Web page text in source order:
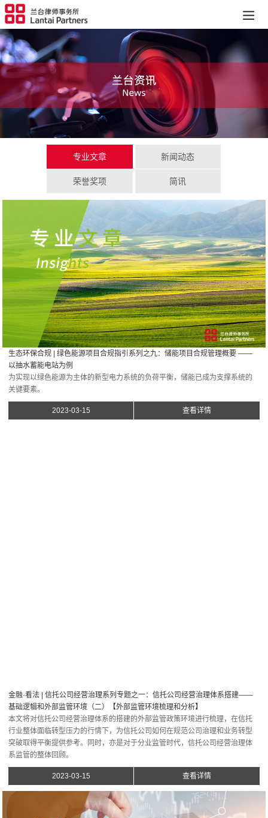
专业文章 新闻动态
荣誉奖项 简讯
生态环保合规 | 绿色能源项目合规指引系列之九：储能项目合规管理概要 ——
以抽水蓄能电站为例
为实现以绿色能源为主体的新型电力系统的负荷平衡，储能已成为支撑系统的
关键要素。
2023-03-15 查看详情
金融·看法 | 信托公司经营治理系列专题之一：信托公司经营治理体系搭建——
基础逻辑和外部监管环境（二）【外部监管环境梳理和分析】
本文将对信托公司经营治理体系的搭建的外部监管政策环境进行梳理，在信托
行业整体面临转型压力的行情下，为信托公司如何在规范公司治理和业务转型
突破取得平衡提供参考。同时，亦是对于分业监管时代，信托公司经营治理体
系监管的整体回顾。
2023-03-15 查看详情